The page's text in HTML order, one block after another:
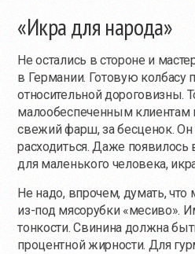
«Икра для народа»
Не остались в стороне и
в Германии. Готовую колбасу
относительной дороговизны.
малообеспеченным
свежий фарш, за бесценок. Он
расходиться. Даже
для маленького человека,
Не надо, впрочем, думать, что
из-подмясорубки «месиво».
тонкости. Свинина должна
процентной жирности. Для